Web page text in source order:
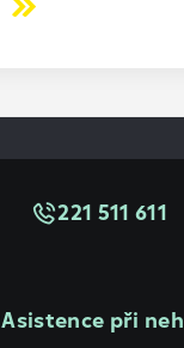
221 511 611
Asistence při